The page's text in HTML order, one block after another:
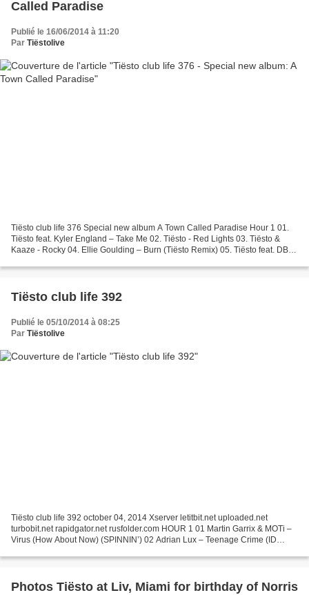
Called Paradise
Publié le 16/06/2014 à 11:20
Par Tiëstolive
Tiësto club life 376 Special new album A Town Called Paradise Hour 1 01.
Tiësto feat. Kyler England – Take Me 02. Tiësto - Red Lights 03. Tiësto &
Kaaze - Rocky 04. Ellie Goulding – Burn (Tiësto Remix) 05. Tiësto feat. DBX
Tiësto club life 392
Publié le 05/10/2014 à 08:25
Par Tiëstolive
Tiësto club life 392 october 04, 2014 Xserver letitbit.net uploaded.net
turbobit.net rapidgator.net rusfolder.com HOUR 1 01 Martin Garrix & MOTi –
Virus (How About Now) (SPINNIN’) 02 Adrian Lux – Teenage Crime (ID
Photos Tiësto at Liv, Miami for birthday of Norris